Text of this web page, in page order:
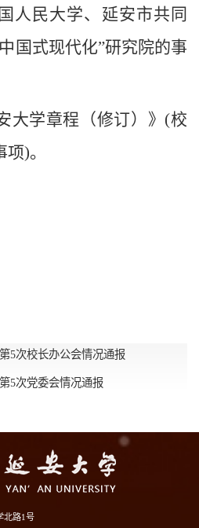
人民大学、延安市共同
国式现代化”研究院的事
大学章程（修订）》 (校
)。
5次校长办公会情况通报
5次党委会情况通报
北路1号